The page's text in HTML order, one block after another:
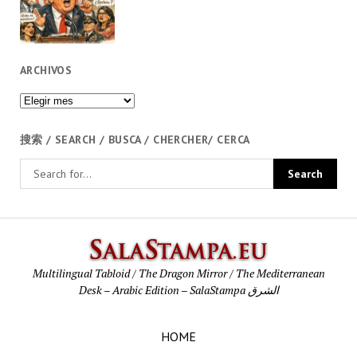
ARCHIVOS
Archivos
搜索 / SEARCH / BUSCA / CHERCHER/ CERCA
Multilingual Tabloid / The Dragon Mirror / The Mediterranean
Desk – Arabic Edition – SalaStampa الشرق
HOME